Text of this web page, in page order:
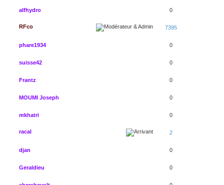
alfhydro 0
RFco 7395
phare1934 0
suisse42 0
Frantz 0
MOUMI Joseph 0
mkhatri 0
racal 2
djan 0
Geraldieu 0